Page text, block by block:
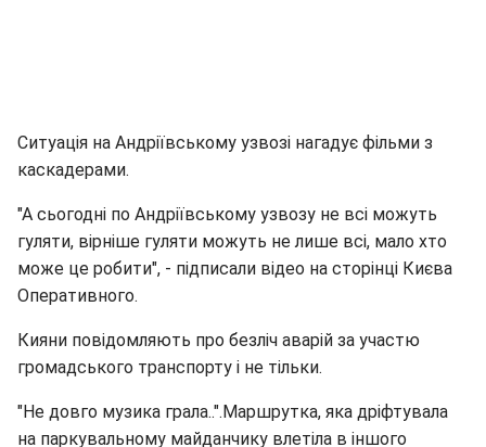
Ситуація на Андріївському узвозі нагадує фільми з
каскадерами.
"А сьогодні по Андріївському узвозу не всі можуть
гуляти, вірніше гуляти можуть не лише всі, мало хто
може це робити", - підписали відео на сторінці Києва
Оперативного.
Кияни повідомляють про безліч аварій за участю
громадського транспорту і не тільки.
"Не довго музика грала..".Маршрутка, яка дріфтувала
на паркувальному майданчику влетіла в іншого